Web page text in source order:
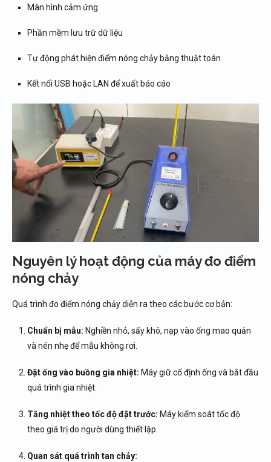
Màn hình cảm ứng
Phần mềm lưu trữ dữ liệu
Tự động phát hiện điểm nóng chảy bằng thuật toán
Kết nối USB hoặc LAN để xuất báo cáo
Nguyên lý hoạt động của máy đo điểm
nóng chảy
Quá trình đo điểm nóng chảy diễn ra theo các bước cơ bản:
Chuẩn bị mẫu: Nghiền nhỏ, sấy khô, nạp vào ống mao quản
và nén nhẹ để mẫu không rơi.
Đặt ống vào buồng gia nhiệt: Máy giữ cố định ống và bắt đầu
quá trình gia nhiệt.
Tăng nhiệt theo tốc độ đặt trước: Máy kiểm soát tốc độ
theo giá trị do người dùng thiết lập.
Quan sát quá trình tan chảy: